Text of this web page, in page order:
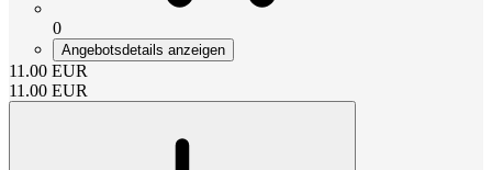
0
Angebotsdetails anzeigen
11.00 EUR
11.00 EUR